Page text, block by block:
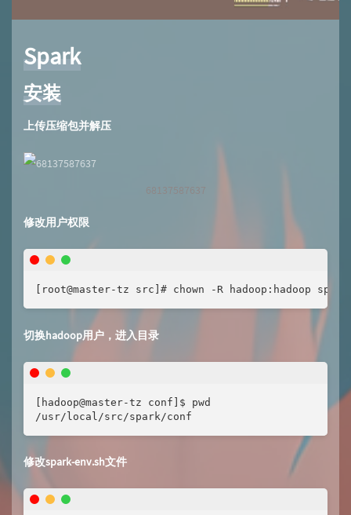
Spark
安装
上传压缩包并解压
68137587637
修改用户权限
[root@master-tz src]# chown -R hadoop:hadoop spark
切换hadoop用户，进入目录
[hadoop@master-tz conf]$ pwd
/usr/local/src/spark/conf
修改spark-env.sh文件